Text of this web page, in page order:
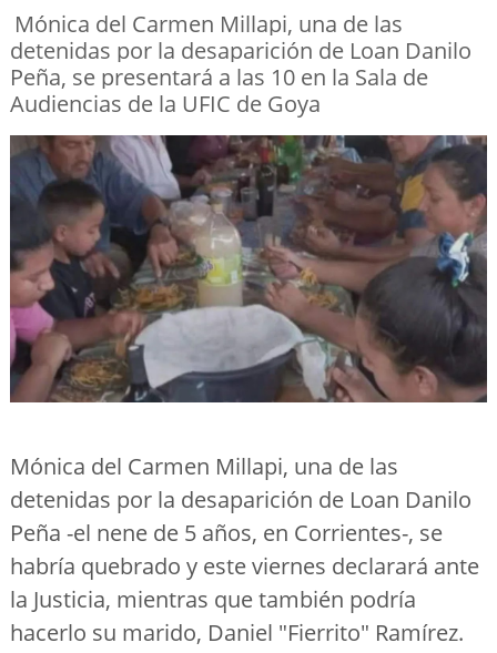
Mónica del Carmen Millapi, una de las
detenidas por la desaparición de Loan Danilo
Peña, se presentará a las 10 en la Sala de
Audiencias de la UFIC de Goya
Mónica del Carmen Millapi, una de las
detenidas por la desaparición de Loan Danilo
Peña -el nene de 5 años, en Corrientes-, se
habría quebrado y este viernes declarará ante
la Justicia, mientras que también podría
hacerlo su marido, Daniel "Fierrito" Ramírez.